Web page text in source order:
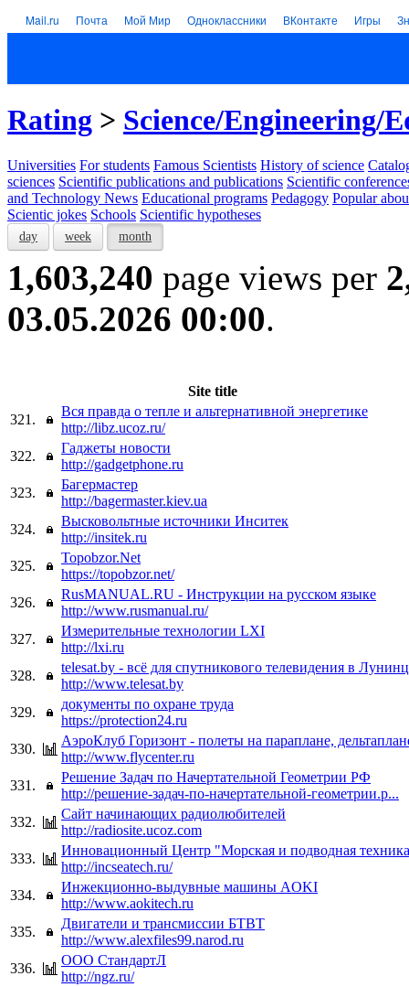
Mail.ru Почта Мой Мир Одноклассники ВКонтакте Игры
Rating > Science/Engineering/
Universities For students Famous Scientists History of science
sciences Scientific publications and publications Scientific
and Technology News Educational programs Pedagogy Popular
Scientic jokes Schools Scientific hypotheses
day week month
1,603,240 page views per
03.05.2026 00:00.
Site title
321.
Вся правда о тепле и альтернативной энергетике
http://libz.ucoz.ru/
322.
Гаджеты новости
http://gadgetphone.ru
323.
Багермастер
http://bagermaster.kiev.ua
324.
Высковольтные источники Инситек
http://insitek.ru
325.
Topobzor.Net
https://topobzor.net/
326.
RusMANUAL.RU - Инструкции на русском языке
http://www.rusmanual.ru/
327.
Измерительные технологии LXI
http://lxi.ru
328.
telesat.by - всё для спутникового телевидения в
http://www.telesat.by
329.
документы по охране труда
https://protection24.ru
330.
АэроКлуб Горизонт - полеты на параплане,
http://www.flycenter.ru
331.
Решение Задач по Начертательной Геометрии РФ
http://решение-задач-по-начертательной-геометрии.р...
332.
Сайт начинающих радиолюбителей
http://radiosite.ucoz.com
333.
Инновационный Центр "Морская и подводная
http://incseatech.ru/
334.
Инжекционно-выдувные машины AOKI
http://www.aokitech.ru
335.
Двигатели и трансмиссии БТВТ
http://www.alexfiles99.narod.ru
336.
ООО СтандартЛ
http://ngz.ru/